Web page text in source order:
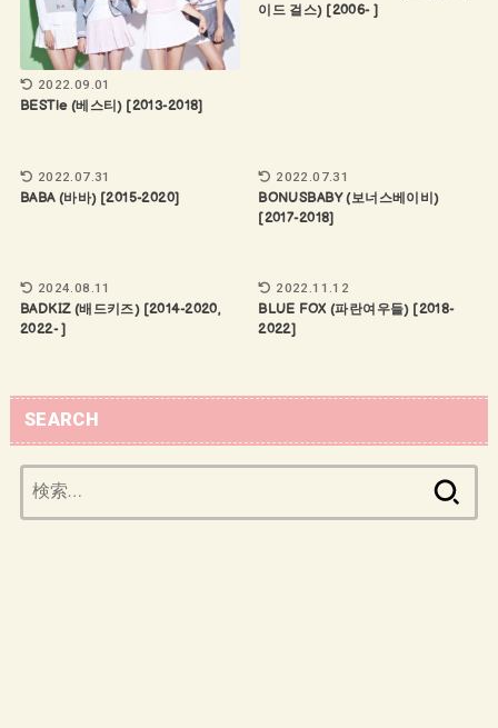
2022.09.01
BESTie (베스티) [2013-2018]
이드 걸스) [2006- ]
2022.07.31
BABA (바바) [2015-2020]
2022.07.31
BONUSBABY (보너스베이비)
[2017-2018]
2024.08.11
BADKIZ (배드키즈) [2014-2020,
2022- ]
2022.11.12
BLUE FOX (파란여우들) [2018-
2022]
SEARCH
索: